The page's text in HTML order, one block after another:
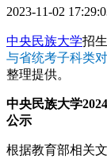
2023-11-02
中央民族大学招
与省统考子科类
整理提供。
中央民族大学
公示
根据教育部相关